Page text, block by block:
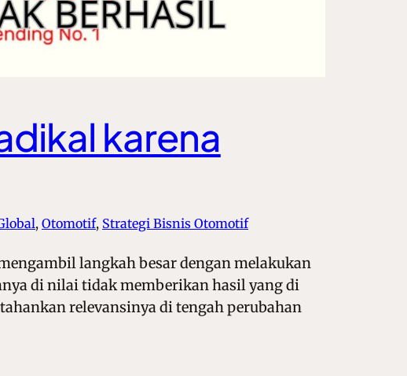
karena
, Otomotif, Strategi Bisnis Otomotif
langkah besar dengan melakukan
di nilai tidak memberikan hasil yang di
relevansinya di tengah perubahan